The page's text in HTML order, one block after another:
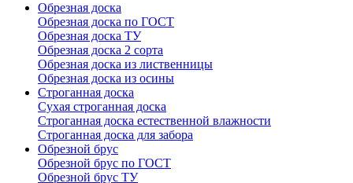
Обрезная доска
Обрезная доска по ГОСТ
Обрезная доска ТУ
Обрезная доска 2 сорта
Обрезная доска из лиственницы
Обрезная доска из осины
Строганная доска
Сухая строганная доска
Строганная доска естественной влажности
Строганная доска для забора
Обрезной брус
Обрезной брус по ГОСТ
Обрезной брус ТУ